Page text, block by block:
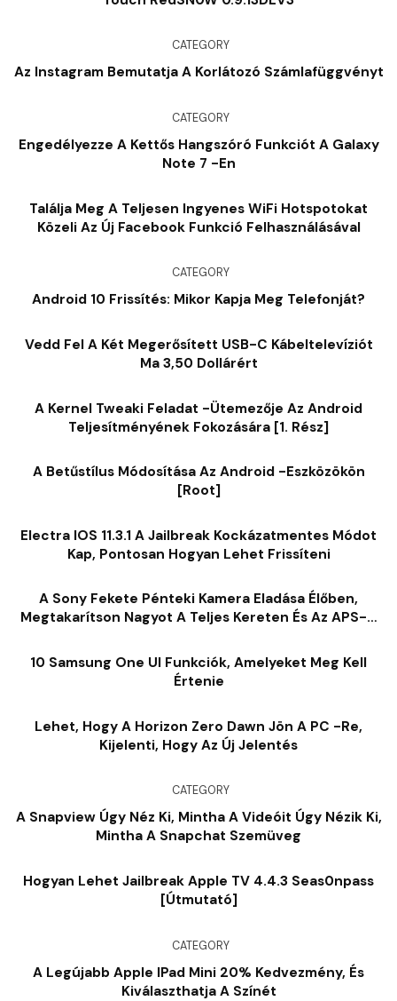
CATEGORY
Az Instagram Bemutatja A Korlátozó Számlafüggvényt
CATEGORY
Engedélyezze A Kettős Hangszóró Funkciót A Galaxy
Note 7 -en
Találja Meg A Teljesen Ingyenes WiFi Hotspotokat
Közeli Az Új Facebook Funkció Felhasználásával
CATEGORY
Android 10 Frissítés: Mikor Kapja Meg Telefonját?
Vedd Fel A Két Megerősített USB-C Kábeltelevíziót
Ma 3,50 Dollárért
A Kernel Tweaki Feladat -ütemezője Az Android
Teljesítményének Fokozására [1. Rész]
A Betűstílus Módosítása Az Android -eszközökön
[root]
Electra IOS 11.3.1 A Jailbreak Kockázatmentes Módot
Kap, Pontosan Hogyan Lehet Frissíteni
A Sony Fekete Pénteki Kamera Eladása Élőben,
Megtakarítson Nagyot A Teljes Kereten És Az APS-C
10 Samsung One UI Funkciók, Amelyeket Meg Kell
Értenie
Lehet, Hogy A Horizon Zero Dawn Jön A PC -re,
Kijelenti, Hogy Az Új Jelentés
CATEGORY
A Snapview Úgy Néz Ki, Mintha A Videóit Úgy Nézik Ki,
Mintha A Snapchat Szemüveg
Hogyan Lehet Jailbreak Apple TV 4.4.3 Seas0npass
[útmutató]
CATEGORY
A Legújabb Apple IPad Mini 20% Kedvezmény, És
Kiválaszthatja A Színét